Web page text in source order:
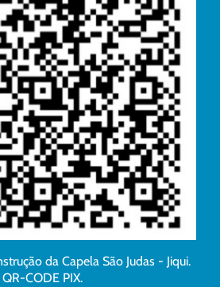
da Capela São Judas - Jiqui.
QR-CODE PIX.